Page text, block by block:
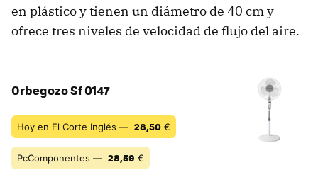
en plástico y tienen un diámetro de 40 cm y
ofrece tres niveles de velocidad de flujo del aire.
Orbegozo Sf 0147
Hoy en El Corte Inglés — 28,50 €
PcComponentes — 28,59 €